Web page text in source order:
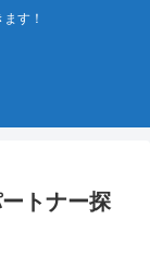
す！
トナー探